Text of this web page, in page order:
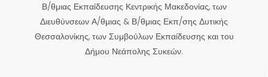
Β/θμιας Εκπαίδευσης Κεντρικής Μακεδονίας, των
Διευθύνσεων Α/θμιας & Β/θμιας Εκπ/σης Δυτικής
Θεσσαλονίκης, των Συμβούλων Εκπαίδευσης και του
Δήμου Νεάπολης Συκεών.